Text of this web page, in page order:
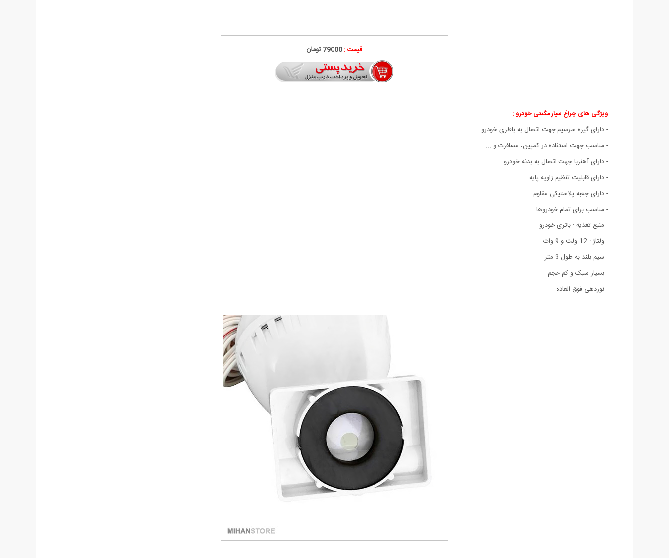
قیمت :79000 تومان
ویژگی های چراغ سیار مگنتی خودرو :
- دارای گیره سرسیم جهت اتصال به باطری خودرو
- مناسب جهت استفاده در کمپین، مسافرت و ...
- دارای آهنربا جهت اتصال به بدنه خودرو
- دارای قابلیت تنظیم زاویه پایه
- دارای جعبه پلاستیکی مقاوم
- مناسب برای تمام خودروها
- منبع تغذیه : باتری خودرو
- ولتاژ : 12 ولت و 9 وات
- سیم بلند به طول 3 متر
- بسیار سبک و کم حجم
- نوردهی فوق العاده